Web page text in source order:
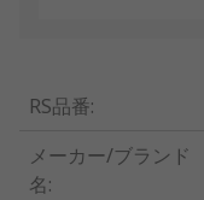
RS品番:
メーカー/ブランド
名: